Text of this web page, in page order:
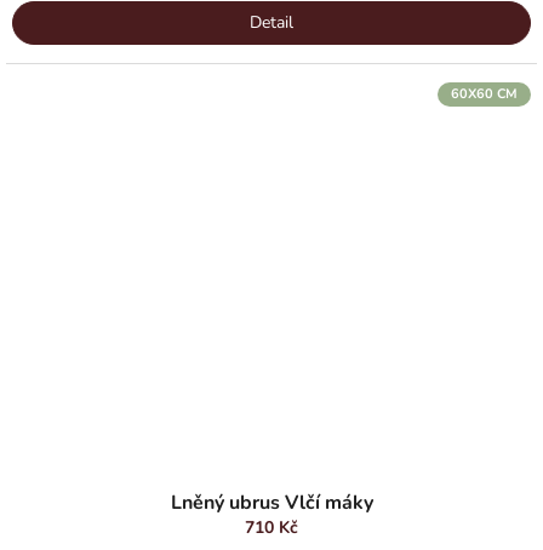
Detail
60X60 CM
Lněný ubrus Vlčí máky
710 Kč